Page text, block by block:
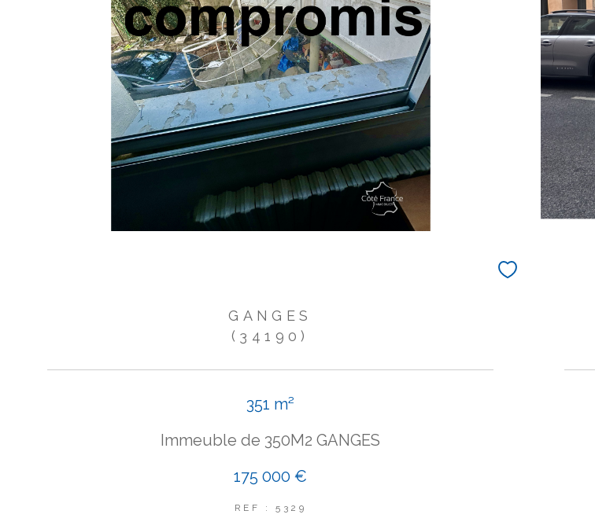
GANGES
(34190)
351 m²
Immeuble de 350M2 GANGES
175 000 €
REF : 5329